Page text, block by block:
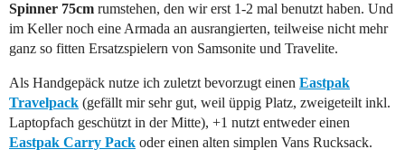
Spinner 75cm rumstehen, den wir erst 1-2 mal benutzt haben. Und
im Keller noch eine Armada an ausrangierten, teilweise nicht mehr
ganz so fitten Ersatzspielern von Samsonite und Travelite.
Als Handgepäck nutze ich zuletzt bevorzugt einen Eastpak
Travelpack (gefällt mir sehr gut, weil üppig Platz, zweigeteilt inkl.
Laptopfach geschützt in der Mitte), +1 nutzt entweder einen
Eastpak Carry Pack oder einen alten simplen Vans Rucksack.